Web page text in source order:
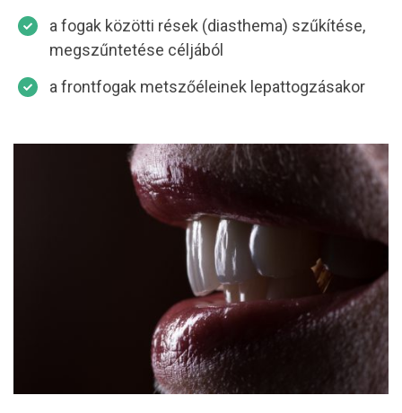
a fogak közötti rések (diasthema) szűkítése,
megszűntetése céljából
a frontfogak metszőéleinek lepattogzásakor